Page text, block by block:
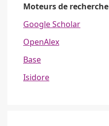
Moteurs de recherche
Google Scholar
OpenAlex
Base
Isidore